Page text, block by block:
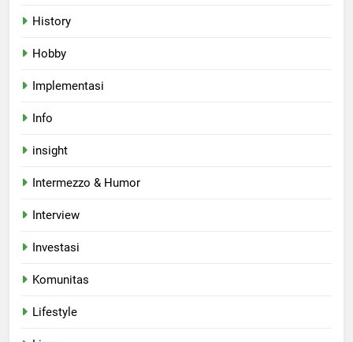
History
Hobby
Implementasi
Info
insight
Intermezzo & Humor
Interview
Investasi
Komunitas
Lifestyle